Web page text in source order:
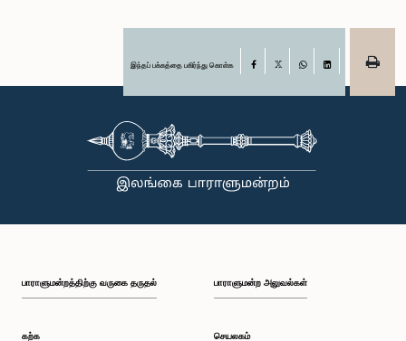
இந்தப் பக்கத்தை பகிர்ந்து கொள்க Facebook
பாராளுமன்றத்திற்கு வருகை தருதல்
கற்க
பாராளுமன்ற அலுவல்கள்
செயலகம்